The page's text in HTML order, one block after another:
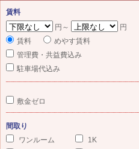
賃料
円～
円
賃料
めやす賃料
管理費・共益費込み
駐車場代込み
敷金ゼロ
間取り
ワンルーム
1K